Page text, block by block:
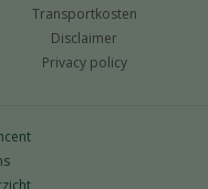
Transportkosten
Disclaimer
Privacy policy